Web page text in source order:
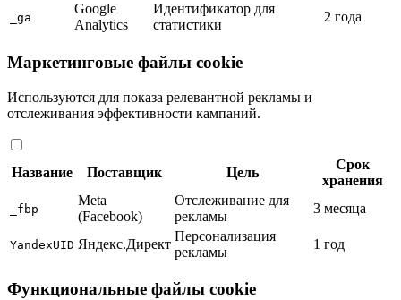
_ga
Google
Analytics
Идентификатор для
статистики
2 года
Маркетинговые файлы cookie
Используются для показа релевантной рекламы и
отслеживания эффективности кампаний.
Название Поставщик Цель
Срок
хранения
_fbp
Meta
(Facebook)
Отслеживание для
рекламы
3 месяца
YandexUID Яндекс.Директ
Персонализация
рекламы
1 год
Функциональные файлы cookie